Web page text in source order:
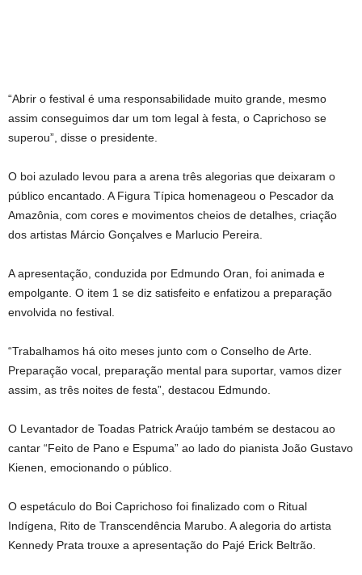
“Abrir o festival é uma responsabilidade muito grande, mesmo
assim conseguimos dar um tom legal à festa, o Caprichoso se
superou”, disse o presidente.
O boi azulado levou para a arena três alegorias que deixaram o
público encantado. A Figura Típica homenageou o Pescador da
Amazônia, com cores e movimentos cheios de detalhes, criação
dos artistas Márcio Gonçalves e Marlucio Pereira.
A apresentação, conduzida por Edmundo Oran, foi animada e
empolgante. O item 1 se diz satisfeito e enfatizou a preparação
envolvida no festival.
“Trabalhamos há oito meses junto com o Conselho de Arte.
Preparação vocal, preparação mental para suportar, vamos dizer
assim, as três noites de festa”, destacou Edmundo.
O Levantador de Toadas Patrick Araújo também se destacou ao
cantar “Feito de Pano e Espuma” ao lado do pianista João Gustavo
Kienen, emocionando o público.
O espetáculo do Boi Caprichoso foi finalizado com o Ritual
Indígena, Rito de Transcendência Marubo. A alegoria do artista
Kennedy Prata trouxe a apresentação do Pajé Erick Beltrão.